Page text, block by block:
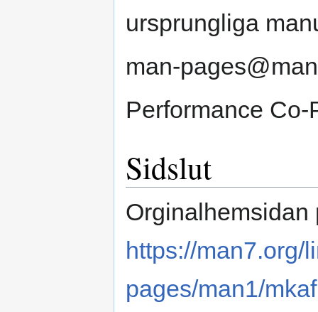
ursprungliga
man-
Performance
Sidslut
Orginalhemsidan
https://man7.org/
pages/man1/